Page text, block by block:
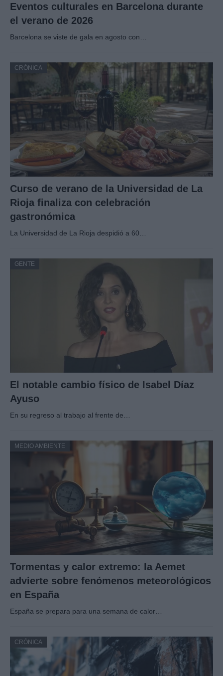
Eventos culturales en Barcelona durante
el verano de 2026
Barcelona se viste de gala en agosto con…
CRÓNICA
Curso de verano de la Universidad de La
Rioja finaliza con celebración
gastronómica
La Universidad de La Rioja despidió a 60…
GENTE
El notable cambio físico de Isabel Díaz
Ayuso
En su regreso al trabajo al frente de…
MEDIO AMBIENTE
Tormentas y calor extremo: la Aemet
advierte sobre fenómenos meteorológicos
en España
España se prepara para una semana de calor…
CRÓNICA